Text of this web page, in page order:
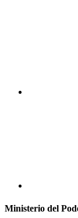
Ministerio del